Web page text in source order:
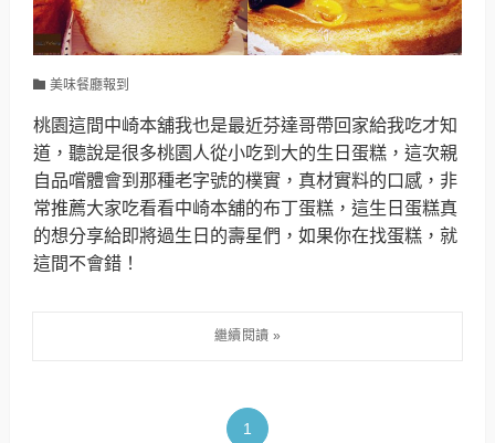
美味餐廳報到
桃園這間中崎本舖我也是最近芬達哥帶回家給我吃才知
道，聽說是很多桃園人從小吃到大的生日蛋糕，這次親
自品嚐體會到那種老字號的樸實，真材實料的口感，非
常推薦大家吃看看中崎本舖的布丁蛋糕，這生日蛋糕真
的想分享給即將過生日的壽星們，如果你在找蛋糕，就
這間不會錯！
1